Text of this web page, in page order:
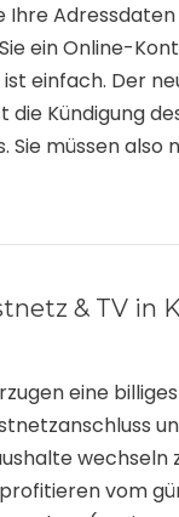
Ihre
ein Online-
einfach. Der
die Kündigung
Sie müssen also
& TV in
eine
wechseln
vom